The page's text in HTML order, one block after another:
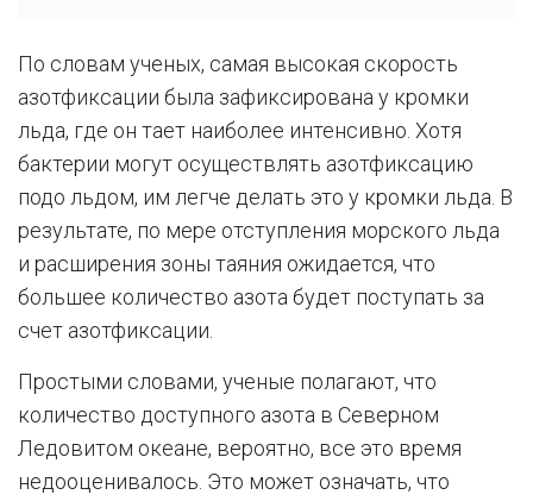
По словам ученых, самая высокая скорость
азотфиксации была зафиксирована у кромки
льда, где он тает наиболее интенсивно. Хотя
бактерии могут осуществлять азотфиксацию
подо льдом, им легче делать это у кромки льда. В
результате, по мере отступления морского льда
и расширения зоны таяния ожидается, что
большее количество азота будет поступать за
счет азотфиксации.
Простыми словами, ученые полагают, что
количество доступного азота в Северном
Ледовитом океане, вероятно, все это время
недооценивалось. Это может означать, что